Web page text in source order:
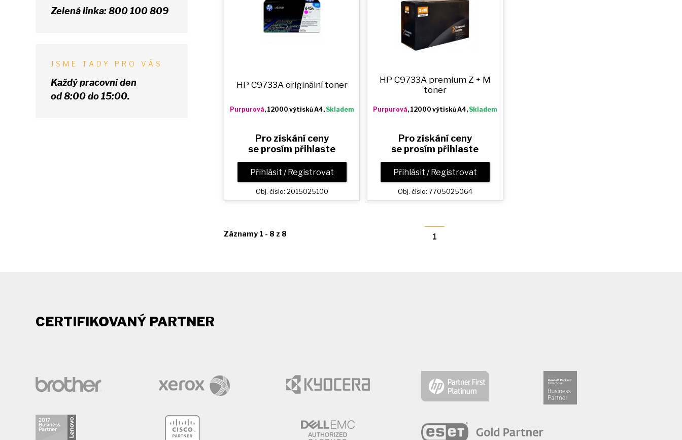
HP C9733A originální toner
Purpurová, 12000 výtisků A4,Skladem
Pro získání ceny
se prosím přihlaste
Přihlásit / Registrovat
Obj. číslo: 2015025100
HP C9733A premium Z + M
toner
Purpurová, 12000 výtisků A4,Skladem
Pro získání ceny
se prosím přihlaste
Přihlásit / Registrovat
Obj. číslo: 7705025064
Záznamy 1 - 8 z 8 1
Zelená linka:800 100 809
JSME TADY PRO VÁS
Každý pracovní den
od 8:00 do 15:00.
CERTIFIKOVANÝ PARTNER